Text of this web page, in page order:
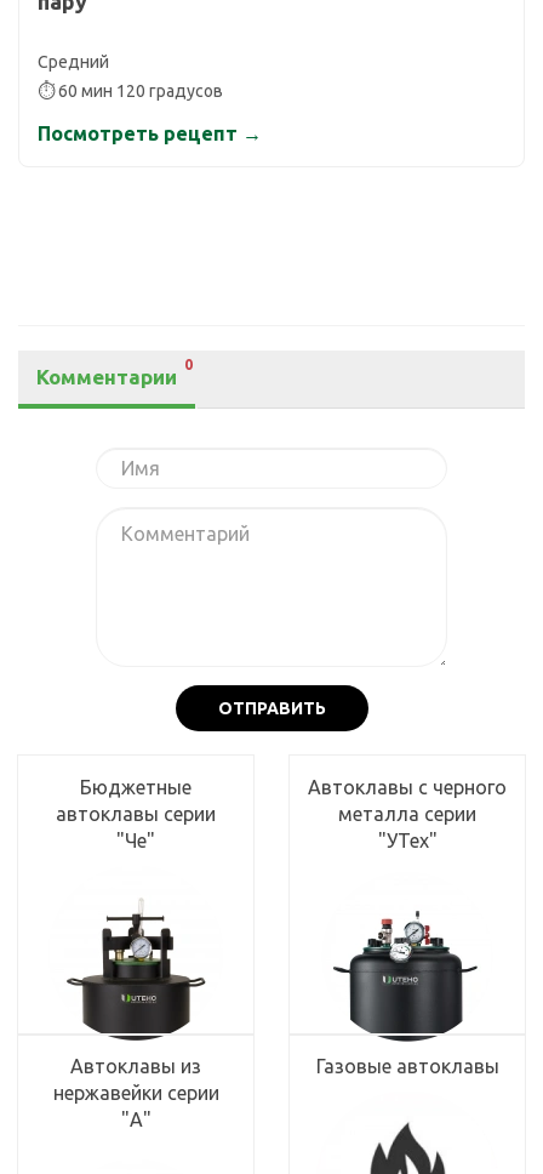
Средний
⏱ 60 мин 120 градусов
Посмотреть рецепт →
Комментарии
0
ОТПРАВИТЬ
Бюджетные
автоклавы серии
"Че"
Автоклавы с черного
металла серии
"УТех"
Автоклавы из
нержавейки серии
"А"
Газовые автоклавы